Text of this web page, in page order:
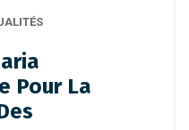
Pour La